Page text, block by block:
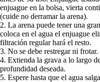
enjuague en la bolsa, vierta
(cuide no derramar la arena).
2. La arena puede tener una
coloca en el agua el enjuague
filtración regular hará el resto.
3. No se debe restregar ni frotar.
4. Extienda la grava a lo largo
profundidad deseada.
5. Espere hasta que el agua